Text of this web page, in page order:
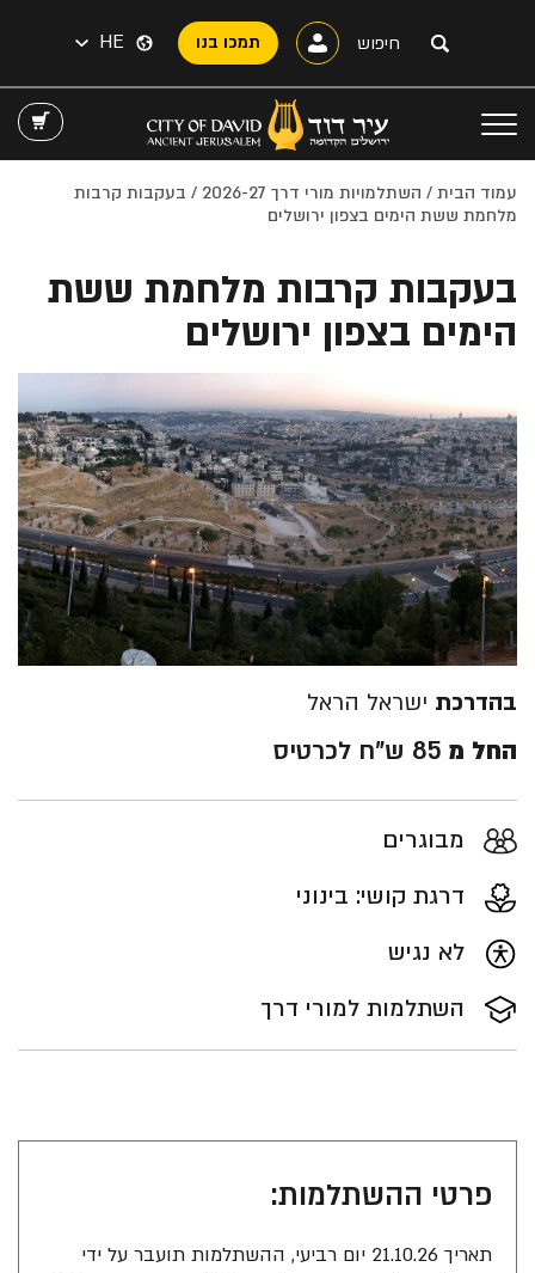
תמכו בנו HE
עמוד הבית / השתלמויות מורי דרך 2026-27
/ בעקבות קרבות
מלחמת ששת הימים בצפון ירושלים
בעקבות קרבות מלחמת ששת
הימים בצפון ירושלים
בהדרכת ישראל הראל
החל מ 85 ש"ח לכרטיס
מבוגרים
דרגת קושי: בינוני
לא נגיש
השתלמות למורי דרך
פרטי ההשתלמות:
תאריך 21.10.26 יום רביעי, ההשתלמות תועבר על ידי